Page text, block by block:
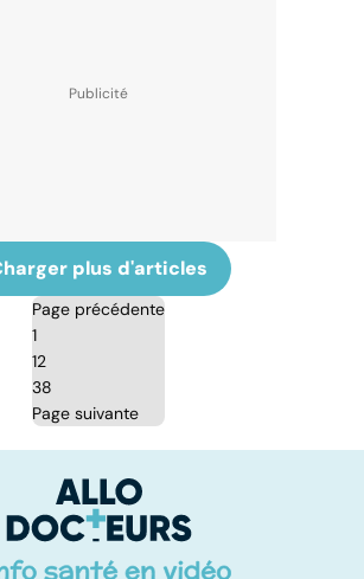
plus d'articles
Page précédente
1
12
38
Page suivante